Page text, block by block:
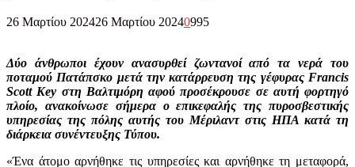
26 Μαρτίου 202426 Μαρτίου 20240995
Δύο άνθρωποι έχουν ανασυρθεί ζωντανοί από τα νερά του
ποταμού Πατάπσκο μετά την κατάρρευση της γέφυρας Francis
Scott Key στη Βαλτιμόρη αφού προσέκρουσε σε αυτή φορτηγό
πλοίο, ανακοίνωσε σήμερα ο επικεφαλής της πυροσβεστικής
υπηρεσίας της πόλης αυτής του Μέριλαντ στις ΗΠΑ κατά τη
διάρκεια συνέντευξης Τύπου.
«Ένα άτομο αρνήθηκε τις υπηρεσίες και αρνήθηκε τη μεταφορά,